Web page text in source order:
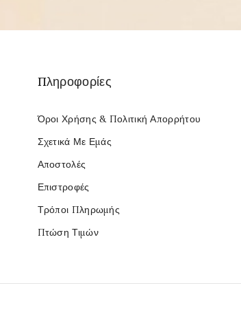
Πληροφορίες
Όροι Χρήσης & Πολιτική Απορρήτου
Σχετικά Με Εμάς
Αποστολές
Επιστροφές
Τρόποι Πληρωμής
Πτώση Τιμών